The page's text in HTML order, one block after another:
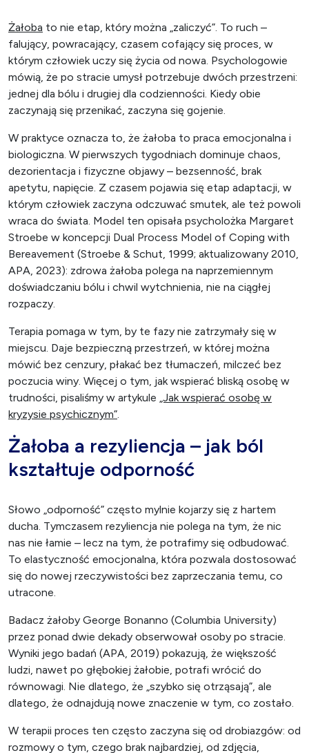
Żałoba to nie etap, który można „zaliczyć”. To ruch –
falujący, powracający, czasem cofający się proces, w
którym człowiek uczy się życia od nowa. Psychologowie
mówią, że po stracie umysł potrzebuje dwóch przestrzeni:
jednej dla bólu i drugiej dla codzienności. Kiedy obie
zaczynają się przenikać, zaczyna się gojenie.
W praktyce oznacza to, że żałoba to praca emocjonalna i
biologiczna. W pierwszych tygodniach dominuje chaos,
dezorientacja i fizyczne objawy – bezsenność, brak
apetytu, napięcie. Z czasem pojawia się etap adaptacji, w
którym człowiek zaczyna odczuwać smutek, ale też powoli
wraca do świata. Model ten opisała psycholożka Margaret
Stroebe w koncepcji Dual Process Model of Coping with
Bereavement (Stroebe & Schut, 1999; aktualizowany 2010,
APA, 2023): zdrowa żałoba polega na naprzemiennym
doświadczaniu bólu i chwil wytchnienia, nie na ciągłej
rozpaczy.
Terapia pomaga w tym, by te fazy nie zatrzymały się w
miejscu. Daje bezpieczną przestrzeń, w której można
mówić bez cenzury, płakać bez tłumaczeń, milczeć bez
poczucia winy. Więcej o tym, jak wspierać bliską osobę w
trudności, pisaliśmy w artykule „Jak wspierać osobę w
kryzysie psychicznym”.
Żałoba a rezyliencja – jak ból
kształtuje odporność
Słowo „odporność” często mylnie kojarzy się z hartem
ducha. Tymczasem rezyliencja nie polega na tym, że nic
nas nie łamie – lecz na tym, że potrafimy się odbudować.
To elastyczność emocjonalna, która pozwala dostosować
się do nowej rzeczywistości bez zaprzeczania temu, co
utracone.
Badacz żałoby George Bonanno (Columbia University)
przez ponad dwie dekady obserwował osoby po stracie.
Wyniki jego badań (APA, 2019) pokazują, że większość
ludzi, nawet po głębokiej żałobie, potrafi wrócić do
równowagi. Nie dlatego, że „szybko się otrząsają”, ale
dlatego, że odnajdują nowe znaczenie w tym, co zostało.
W terapii proces ten często zaczyna się od drobiazgów: od
rozmowy o tym, czego brak najbardziej, od zdjęcia,